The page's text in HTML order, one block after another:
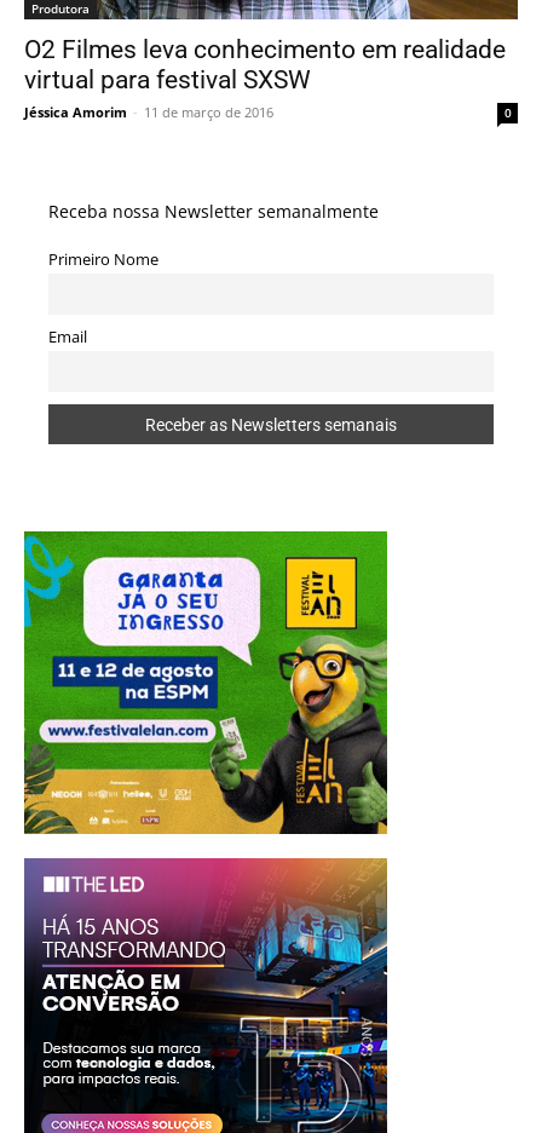
Produtora
O2 Filmes leva conhecimento em realidade
virtual para festival SXSW
Jéssica Amorim - 11 de março de 2016 0
Receba nossa Newsletter semanalmente
Primeiro Nome
Email